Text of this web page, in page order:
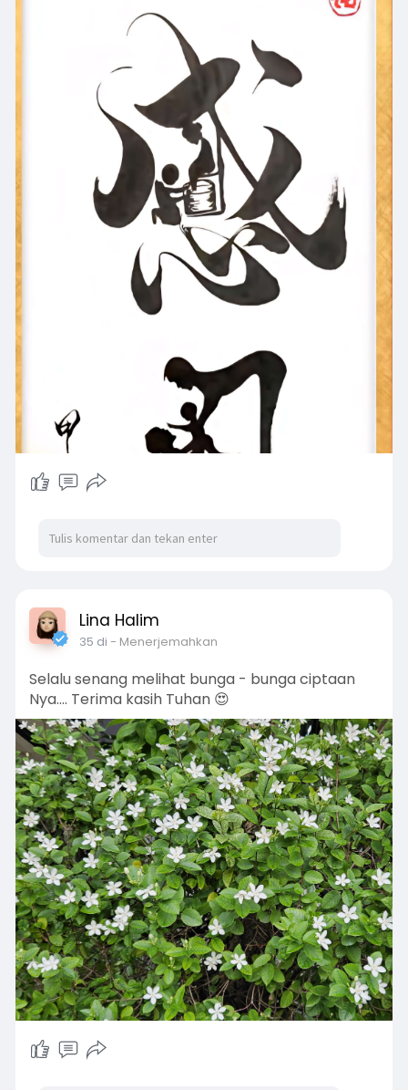
Lina Halim
35 di - Menerjemahkan
Selalu senang melihat bunga - bunga ciptaan
Nya.... Terima kasih Tuhan 😍